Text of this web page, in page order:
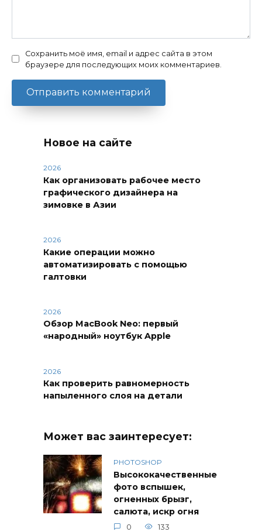
Сохранить моё имя, email и адрес сайта в этом
браузере для последующих моих комментариев.
Новое на сайте
2026
Как организовать рабочее место
графического дизайнера на
зимовке в Азии
2026
Какие операции можно
автоматизировать с помощью
галтовки
2026
Обзор MacBook Neo: первый
«народный» ноутбук Apple
2026
Как проверить равномерность
напыленного слоя на детали
Может вас заинтересует:
PHOTOSHOP
Высококачественные
фото вспышек,
огненных брызг,
салюта, искр огня
0 133